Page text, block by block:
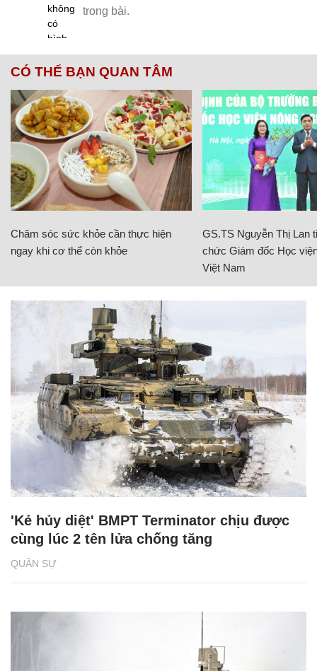
CÓ THỂ BẠN QUAN TÂM
Chăm sóc sức khỏe cần thực hiện
ngay khi cơ thể còn khỏe
GS.TS Nguyễn Thị Lan
chức Giám đốc Học
Việt Nam
QUÂN SỰ
'Kẻ hủy diệt' BMPT Terminator chịu được
cùng lúc 2 tên lửa chống tăng